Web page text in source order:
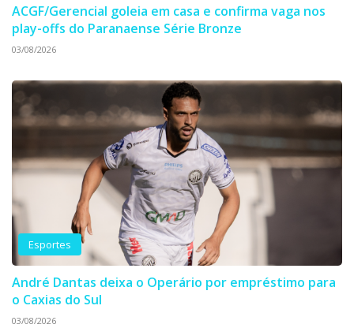
ACGF/Gerencial goleia em casa e confirma vaga nos
play-offs do Paranaense Série Bronze
03/08/2026
Esportes
André Dantas deixa o Operário por empréstimo para
o Caxias do Sul
03/08/2026